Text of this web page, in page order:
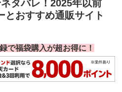
タバレ！2025年以前
とおすすめ通販サイト
で福袋購入が超お得に！